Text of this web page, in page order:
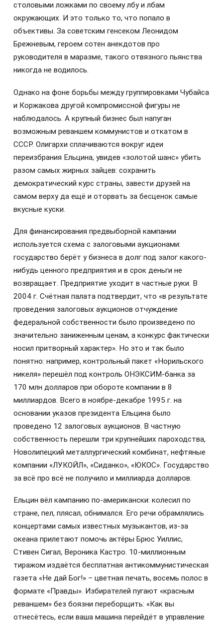
столовыми ложками по своему лбу и лбам
окружающих. И это только то, что попало в
объективы. За советским генсеком Леонидом
Брежневым, героем сотен анекдотов про
руководителя в маразме, такого отвязного пьянства
никогда не водилось.
Однако на фоне борьбы между группировками Чубайса
и Коржакова другой компромиссной фигуры не
наблюдалось. А крупный бизнес был напуган
возможным реваншем коммунистов и откатом в
СССР. Олигархи сплачиваются вокруг идеи
переизбрания Ельцина, увидев «золотой шанс» убить
разом самых жирных зайцев: сохранить
демократический курс страны, завести друзей на
самом верху да ещё и оторвать за бесценок самые
вкусные куски.
Для финансирования предвыборной кампании
используется схема с залоговыми аукционами:
государство берёт у бизнеса в долг под залог какого-
нибудь ценного предприятия и в срок деньги не
возвращает. Предприятие уходит в частные руки. В
2004 г. Счётная палата подтвердит, что «в результате
проведения залоговых аукционов отчуждение
федеральной собственности было произведено по
значительно заниженным ценам, а конкурс фактически
носил притворный характер». Но это и так было
понятно: например, контрольный пакет «Норильского
никеля» перешёл под контроль ОНЭКСИМ-банка за
170 млн долларов при обороте компании в 8
миллиардов. Всего в ноябре-декабре 1995 г. на
основании указов президента Ельцина было
проведено 12 залоговых аукционов. В частную
собственность перешли три крупнейших пароходства,
Новолипецкий металлургический комбинат, нефтяные
компании «ЛУКОЙЛ», «Сиданко», «ЮКОС». Государство
за всё про всё не получило и миллиарда долларов.
Ельцин вёл кампанию по-американски: колесил по
стране, пел, плясал, обнимался. Его речи обрамлялись
концертами самых известных музыкантов, из-за
океана прилетают помочь актёры Брюс Уиллис,
Стивен Сигал, Вероника Кастро. 10-миллионным
тиражом издаётся бесплатная антикоммунистическая
газета «Не дай Бог!» – цветная печать, восемь полос в
формате «Правды». Избирателей пугают «красным
реваншем» без боязни переборщить: «Как вы
отнесётесь, если ваша машина перейдёт в управление